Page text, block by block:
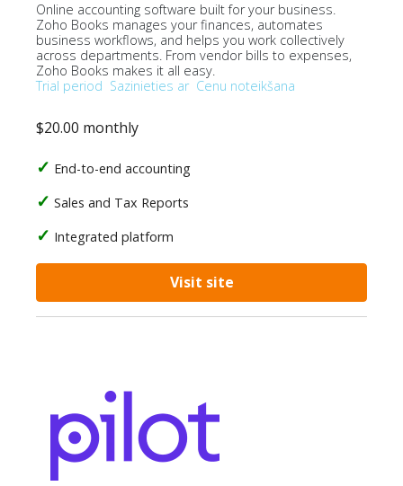
Online accounting software built for your business.
Zoho Books manages your finances, automates
business workflows, and helps you work collectively
across departments. From vendor bills to expenses,
Zoho Books makes it all easy.
Trial period Sazinieties ar Cenu noteikšana
$20.00 monthly
End-to-end accounting
Sales and Tax Reports
Integrated platform
Visit site